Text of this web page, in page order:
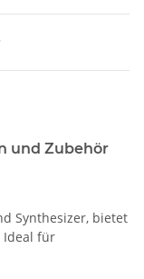
und Zubehör
Synthesizer, bietet
Ideal für